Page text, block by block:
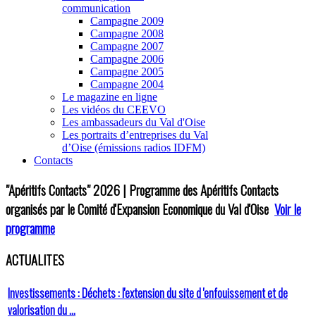
communication
Campagne 2009
Campagne 2008
Campagne 2007
Campagne 2006
Campagne 2005
Campagne 2004
Le magazine en ligne
Les vidéos du CEEVO
Les ambassadeurs du Val d'Oise
Les portraits d’entreprises du Val
d’Oise (émissions radios IDFM)
Contacts
"Apéritifs Contacts"2026 | Programme des Apéritifs Contacts
organisés par le Comité d'Expansion Economique du Val d'Oise Voir le
programme
ACTUALITES
Investissements : Déchets : l'extension du site d 'enfouissement et de
valorisation du ...